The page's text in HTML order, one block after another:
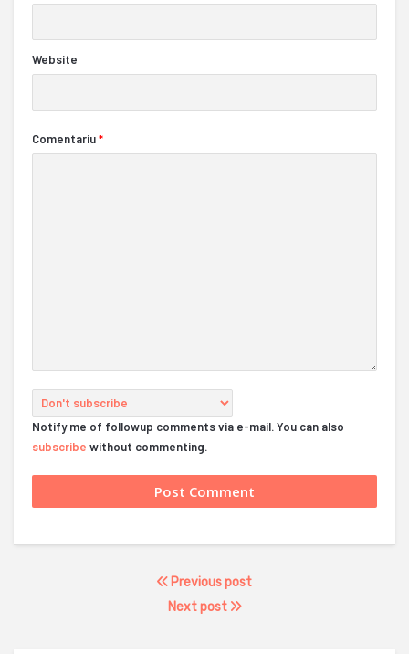
Website
Comentariu*
Notify me of followup comments via e-mail. You can also
subscribe without commenting.
Previous post
Next post